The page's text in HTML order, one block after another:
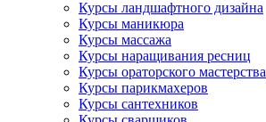
Курсы ландшафтного дизайна
Курсы маникюра
Курсы массажа
Курсы наращивания ресниц
Курсы ораторского мастерства
Курсы парикмахеров
Курсы сантехников